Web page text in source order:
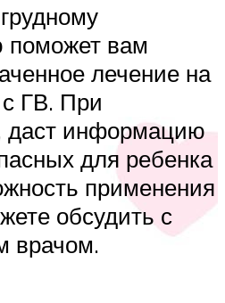
поможет вам
лечение на
ГВ. При
даст информацию
для ребенка
применения
обсудить с
врачом.